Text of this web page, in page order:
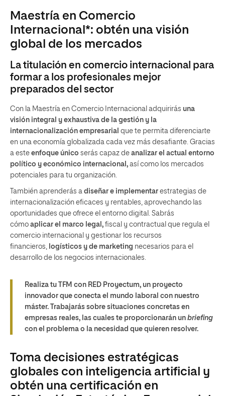
Maestría en Comercio
Internacional*: obtén una visión
global de los mercados
La titulación en comercio internacional para
formar a los profesionales mejor
preparados del sector
Con la Maestría en Comercio Internacional adquirirás una
visión integral y exhaustiva de la gestión y la
internacionalización empresarial que te permita diferenciarte
en una economía globalizada cada vez más desafiante. Gracias
a este enfoque único serás capaz de analizar el actual entorno
político y económico internacional, así como los mercados
potenciales para tu organización.
También aprenderás a diseñar e implementar estrategias de
internacionalización eficaces y rentables, aprovechando las
oportunidades que ofrece el entorno digital. Sabrás
cómo aplicar el marco legal, fiscal y contractual que regula el
comercio internacional y gestionar los recursos
financieros, logísticos y de marketing necesarios para el
desarrollo de los negocios internacionales.
Realiza tu TFM con RED Proyectum, un proyecto
innovador que conecta el mundo laboral con nuestro
máster. Trabajarás sobre situaciones concretas en
empresas reales, las cuales te proporcionarán un briefing
con el problema o la necesidad que quieren resolver.
Toma decisiones estratégicas
globales con inteligencia artificial y
obtén una certificación en